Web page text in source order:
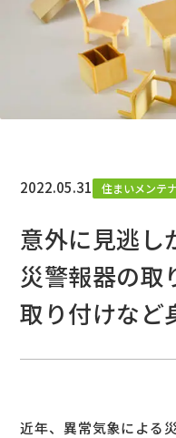
2022.05.31 住まいメンテ
意外に見逃し
災警報器の取
取り付けなど
近年、異常気象による